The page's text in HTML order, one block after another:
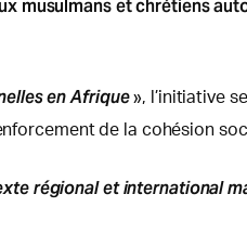
musulmans et chrétiens
en Afrique», l’initiative
de la cohésion
régional et international